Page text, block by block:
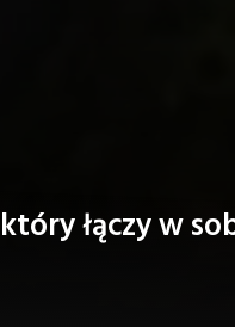
który łączy w